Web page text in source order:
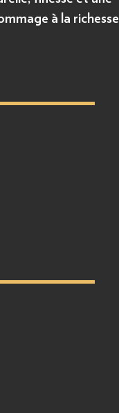
à la richesse